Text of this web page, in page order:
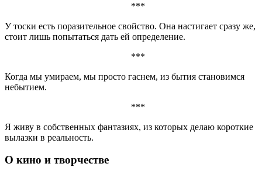
***
У тоски есть поразительное свойство. Она настигает сразу же,
стоит лишь попытаться дать ей определение.
***
Когда мы умираем, мы просто гаснем, из бытия становимся
небытием.
***
Я живу в собственных фантазиях, из которых делаю короткие
вылазки в реальность.
О кино и творчестве